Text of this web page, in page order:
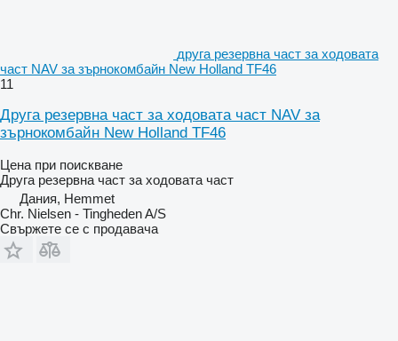
друга резервна част за ходовата
част NAV за зърнокомбайн New Holland TF46
11
Друга резервна част за ходовата част NAV за
зърнокомбайн New Holland TF46
Цена при поискване
Друга резервна част за ходовата част
Дания, Hemmet
Chr. Nielsen - Tingheden A/S
Свържете се с продавача